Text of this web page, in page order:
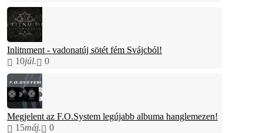
Inlitnment - vadonatúj sötét fém Svájcból!
10júl. 0
Megjelent az F.O.System legújabb albuma hanglemezen!
15máj. 0